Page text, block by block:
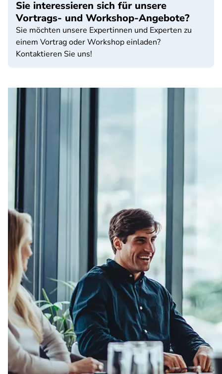
Sie interessieren sich für unsere
Vortrags- und Workshop-Angebote?
Sie möchten unsere Expertinnen und Experten zu
einem Vortrag oder Workshop einladen?
Kontaktieren Sie uns!